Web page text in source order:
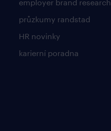
employer brand research
průzkumy randstad
HR novinky
karierní poradna